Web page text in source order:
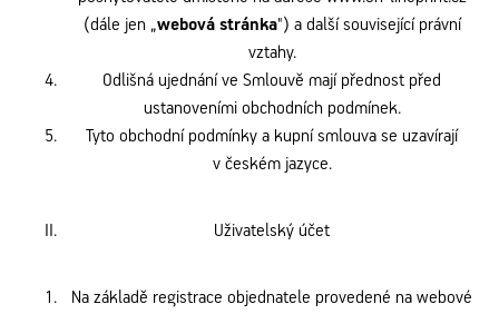
(dále jen „webová stránka") a další související právní
vztahy.
Odlišná ujednání ve Smlouvě mají přednost před
ustanoveními obchodních podmínek.
Tyto obchodní podmínky a kupní smlouva se uzavírají
v českém jazyce.
Uživatelský účet
Na základě registrace objednatele provedené na webové